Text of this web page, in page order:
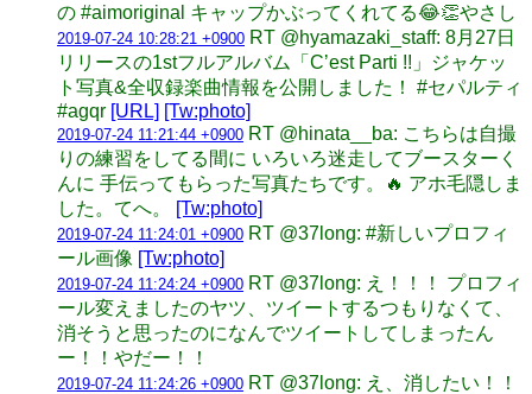
の #aimoriginal キャップかぶってくれてる😂👏やさし
2019-07-24 10:28:21 +0900 RT @hyamazaki_staff: 8月27日
リリースの1stフルアルバム「Cʼest Parti !!」ジャケッ
ト写真&全収録楽曲情報を公開しました！ #セパルティ
#agqr [URL] [Tw:photo]
2019-07-24 11:21:44 +0900 RT @hinata__ba: こちらは自撮
りの練習をしてる間に いろいろ迷走してブースターく
んに 手伝ってもらった写真たちです。🔥 アホ毛隠しま
した。てへ。
[Tw:photo]
2019-07-24 11:24:01 +0900 RT @37long: #新しいプロフィ
ール画像 [Tw:photo]
2019-07-24 11:24:24 +0900 RT @37long: え！！！ プロフィ
ール変えましたのヤツ、ツイートするつもりなくて、
消そうと思ったのになんでツイートしてしまったん
ー！！やだー！！
2019-07-24 11:24:26 +0900 RT @37long: え、消したい！！